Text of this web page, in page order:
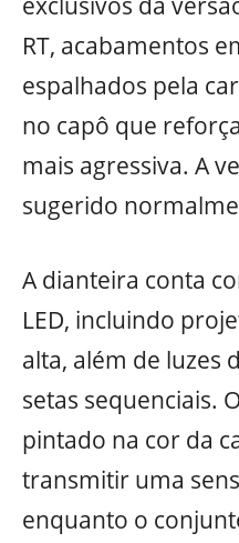
RT, acabamentos
espalhados pela
no capô que
mais agressiva. A
sugerido
A dianteira conta
LED, incluindo
alta, além de luzes
setas sequenciais.
pintado na cor da
transmitir uma
enquanto o